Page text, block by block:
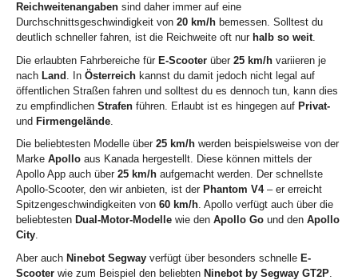
Reichweitenangaben sind daher immer auf eine
Durchschnittsgeschwindigkeit von 20 km/h bemessen. Solltest du
deutlich schneller fahren, ist die Reichweite oft nur halb so weit.
Die erlaubten Fahrbereiche für E-Scooter über 25 km/h variieren je
nach Land . In Österreich kannst du damit jedoch nicht legal auf
öffentlichen Straßen fahren und solltest du es dennoch tun, kann dies
zu empfindlichen Strafen führen. Erlaubt ist es hingegen auf Privat-
und Firmengelände
Die beliebtesten Modelle über 25 km/h werden beispielsweise von der
Marke Apollo aus Kanada hergestellt. Diese können mittels der
Apollo App auch über 25 km/h aufgemacht werden. Der schnellste
Apollo-Scooter, den wir anbieten, ist der Phantom V4– er erreicht
Spitzengeschwindigkeiten von 60 km/h. Apollo verfügt auch über die
beliebtesten Dual-Motor-Modelle wie den Apollo Go und den Apollo
City.
Aber auch Ninebot Segway verfügt über besonders schnelle E-
Scooter wie zum Beispiel den beliebten Ninebot by Segway GT2P